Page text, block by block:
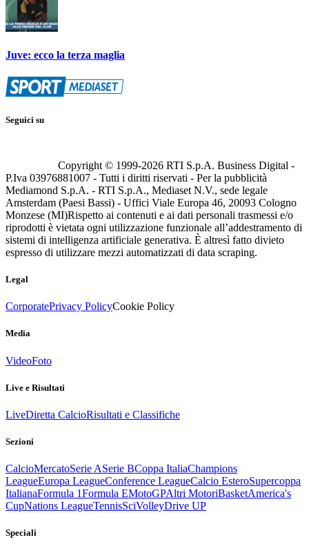
Juve: ecco la terza maglia
Seguici su
Copyright © 1999-2026 RTI S.p.A. Business Digital -
P.Iva 03976881007 - Tutti i diritti riservati - Per la pubblicità
Mediamond S.p.A. - RTI S.p.A., Mediaset N.V., sede legale
Amsterdam (Paesi Bassi) - Uffici Viale Europa 46, 20093 Cologno
Monzese (MI)Rispetto ai contenuti e ai dati personali trasmessi e/o
riprodotti è vietata ogni utilizzazione funzionale all’addestramento di
sistemi di intelligenza artificiale generativa. È altresì fatto divieto
espresso di utilizzare mezzi automatizzati di data scraping.
Legal
CorporatePrivacy PolicyCookie Policy
Media
VideoFoto
Live e Risultati
LiveDiretta CalcioRisultati e Classifiche
Sezioni
CalcioMercatoSerie ASerie BCoppa ItaliaChampions
LeagueEuropa LeagueConference LeagueCalcio EsteroSupercoppa
ItalianaFormula 1Formula EMotoGPAltri MotoriBasketAmerica's
CupNations LeagueTennisSciVolleyDrive UP
Speciali